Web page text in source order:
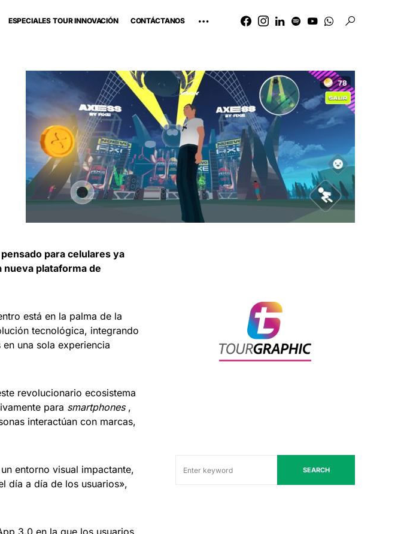
ESPECIALES TOUR INNOVACIÓN CONTÁCTANOS
para celulares ya
nueva plataforma de
está en la palma de la
tecnológica, integrando
una sola experiencia
revolucionario ecosistema
para smartphones,
interactúan con marcas,
entorno visual impactante,
día a día de los usuarios»,
3.0 en la que los usuarios
SEARCH